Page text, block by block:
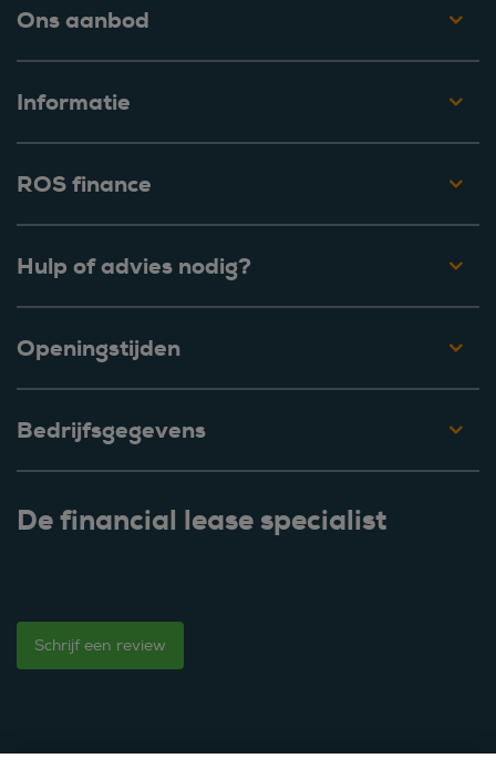
Ons aanbod
Informatie
ROS finance
Hulp of advies nodig?
Openingstijden
Bedrijfsgegevens
De financial lease specialist
Schrijf een review